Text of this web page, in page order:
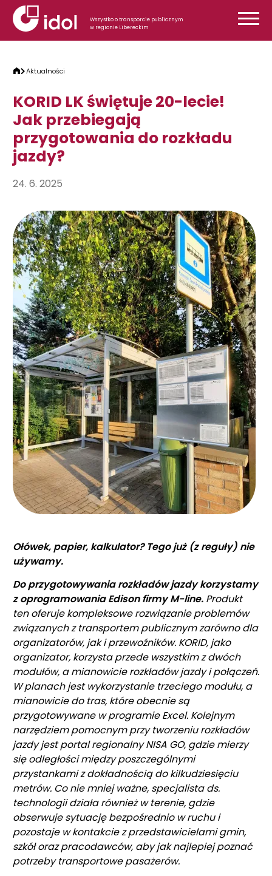
Przejdź do treści
Wszystko o transporcie publicznym
w regionie Libereckim
Aktualności
KORID LK świętuje 20-lecie!
Jak przebiegają
przygotowania do rozkładu
jazdy?
24. 6. 2025
Ołówek, papier, kalkulator? Tego już (z reguły) nie
używamy.
Do przygotowywania rozkładów jazdy korzystamy
z oprogramowania Edison firmy M-line. Produkt
ten oferuje kompleksowe rozwiązanie problemów
związanych z transportem publicznym zarówno dla
organizatorów, jak i przewoźników. KORID, jako
organizator, korzysta przede wszystkim z dwóch
modułów, a mianowicie rozkładów jazdy i połączeń.
W planach jest wykorzystanie trzeciego modułu, a
mianowicie do tras, które obecnie są
przygotowywane w programie Excel. Kolejnym
narzędziem pomocnym przy tworzeniu rozkładów
jazdy jest portal regionalny NISA GO, gdzie mierzy
się odległości między poszczególnymi
przystankami z dokładnością do kilkudziesięciu
metrów. Co nie mniej ważne, specjalista ds.
technologii działa również w terenie, gdzie
obserwuje sytuację bezpośrednio w ruchu i
pozostaje w kontakcie z przedstawicielami gmin,
szkół oraz pracodawców, aby jak najlepiej poznać
potrzeby transportowe pasażerów.